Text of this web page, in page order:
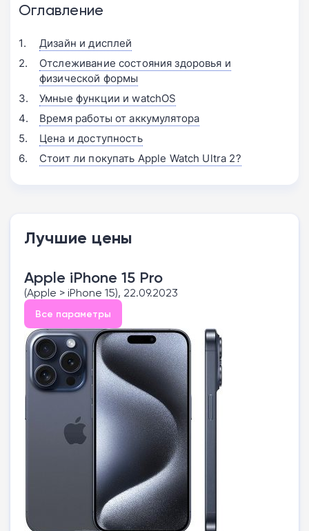
Оглавление
Дизайн и дисплей
Отслеживание состояния здоровья и
физической формы
Умные функции и watchOS
Время работы от аккумулятора
Цена и доступность
Стоит ли покупать Apple Watch Ultra 2?
Лучшие цены
Apple iPhone 15 Pro
(Apple > iPhone 15), 22.09.2023
Все параметры